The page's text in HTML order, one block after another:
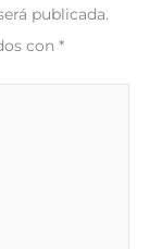
publicada.
con *